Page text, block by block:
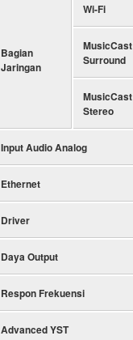
Bagian
Jaringan
Wi-Fi
MusicCast
Surround
MusicCast
Stereo
Input Audio Analog
Ethernet
Driver
Daya Output
Respon Frekuensi
Advanced YST